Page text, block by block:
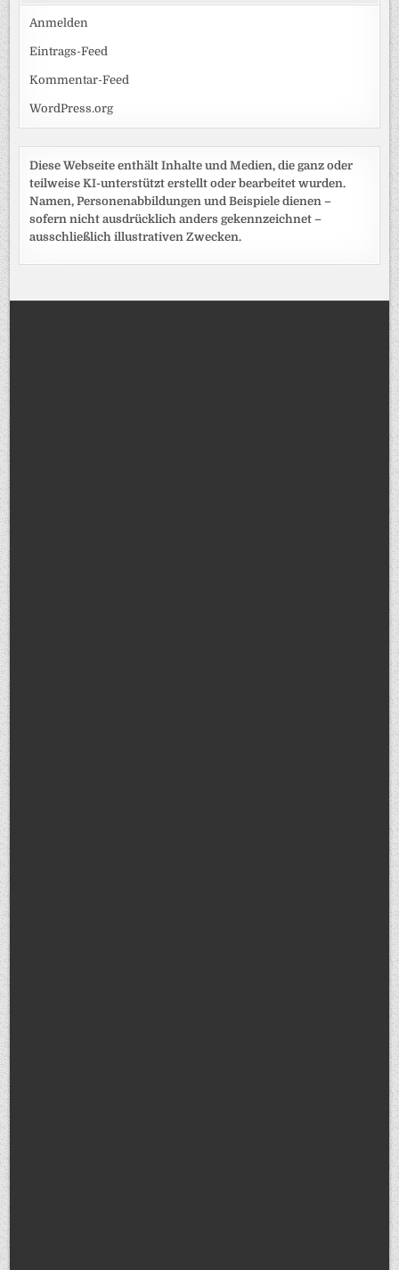
Anmelden
Eintrags-Feed
Kommentar-Feed
WordPress.org
Diese Webseite enthält Inhalte und Medien, die ganz oder
teilweise KI-unterstützt erstellt oder bearbeitet wurden.
Namen, Personenabbildungen und Beispiele dienen –
sofern nicht ausdrücklich anders gekennzeichnet –
ausschließlich illustrativen Zwecken.